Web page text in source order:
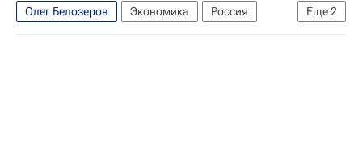
Еще2
Олег Белозеров Экономика
Россия
Владимир Путин
РЖД